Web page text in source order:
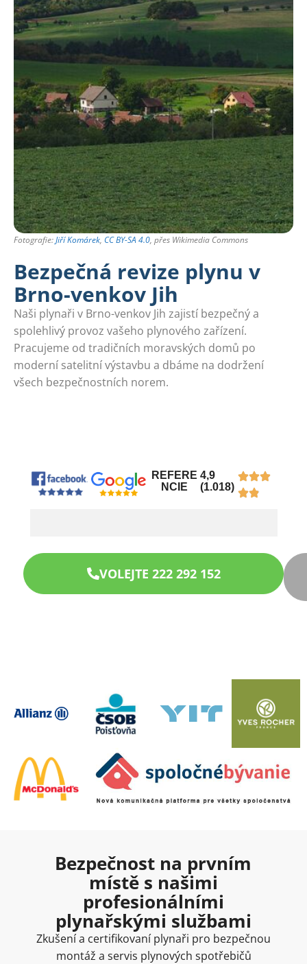
Fotografie:Jiří Komárek, CC BY-SA 4.0, přes Wikimedia Commons
Bezpečná revize plynu v
Brno-venkov Jih
Naši plynaři v Brno-venkov Jih zajistí bezpečný a
spolehlivý provoz vašeho plynového zařízení.
Pracujeme od tradičních moravských domů po
moderní satelitní výstavbu a dbáme na dodržení
všech bezpečnostních norem.
REFERE
NCIE
4,9
(1.018)
VOLEJTE 222 292 152
Bezpečnost na prvním
místě s našimi
profesionálními
plynařskými službami
Zkušení a certifikovaní plynaři pro bezpečnou
montáž a servis plynových spotřebičů